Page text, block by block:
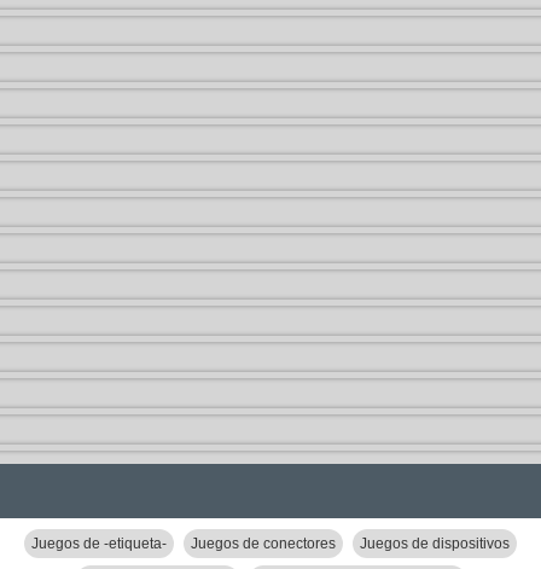
Juegos de -etiqueta- Juegos de conectores Juegos de dispositivos